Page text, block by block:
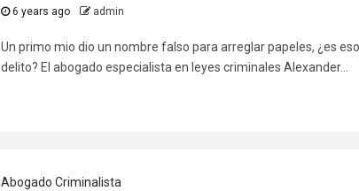
6 years ago admin
Un primo mio dio un nombre falso para arreglar papeles, ¿es eso
delito? El abogado especialista en leyes criminales Alexander...
Abogado Criminalista